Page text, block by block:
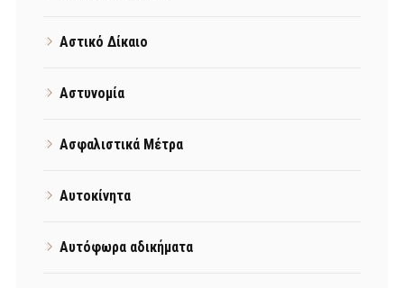
Αστικό Δίκαιο
Αστυνομία
Ασφαλιστικά Μέτρα
Αυτοκίνητα
Αυτόφωρα αδικήματα